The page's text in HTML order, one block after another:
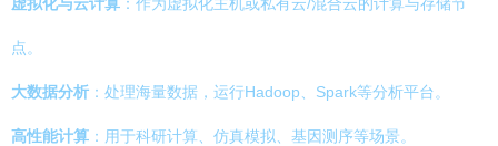
点。
大数据分析 ：处理海量数据，运行Hadoop、Spark等分析平台。
高性能计算 ：用于科研计算、仿真模拟、基因测序等场景。